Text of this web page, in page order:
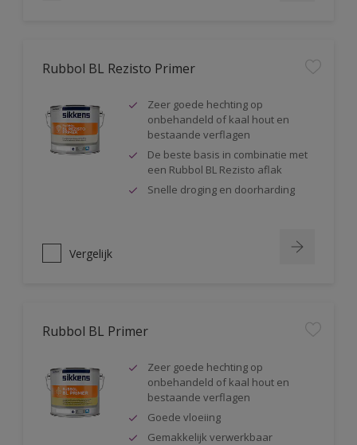
Rubbol BL Rezisto Primer
Zeer goede hechting op
onbehandeld of kaal hout en
bestaande verflagen
De beste basis in combinatie met
een Rubbol BL Rezisto aflak
Snelle droging en doorharding
Vergelijk
Rubbol BL Primer
Zeer goede hechting op
onbehandeld of kaal hout en
bestaande verflagen
Goede vloeiing
Gemakkelijk verwerkbaar